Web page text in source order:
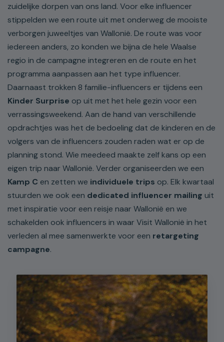
zuidelijke dorpen van ons land. Voor elke influencer
stippelden we een route uit met onderweg de mooiste
verborgen juweeltjes van Wallonië. De route was voor
iedereen anders, zo konden we bijna de hele Waalse
regio in de campagne integreren en de route en het
programma aanpassen aan het type influencer.
Daarnaast trokken 8 familie-influencers er tijdens een
Kinder Surprise op uit met het hele gezin voor een
verrassingsweekend. Aan de hand van verschillende
opdrachtjes was het de bedoeling dat de kinderen en de
volgers van de influencers zouden raden wat er op de
planning stond. Wie meedeed maakte zelf kans op een
eigen trip naar Wallonië. Verder organiseerden we een
Kamp C en zetten we individuele trips op. Elk kwartaal
stuurden we ook een dedicated influencer mailing uit
met inspiratie voor een reisje naar Wallonië en we
schakelden ook influencers in waar Visit Wallonië in het
verleden al mee samenwerkte voor een retargeting
campagne.